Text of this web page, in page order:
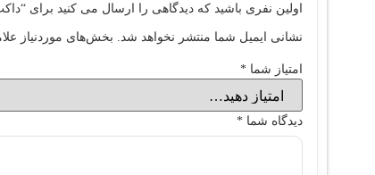
اولین نفری باشید که دیدگاهی را ارسال می کنید برای “داکت زميني 10*30 داراي پارتيشن داخلي سفيد طرح
نشانی ایمیل شما منتشر نخواهد شد. بخش‌های موردنیاز
امتیاز شما *
دیدگاه شما *